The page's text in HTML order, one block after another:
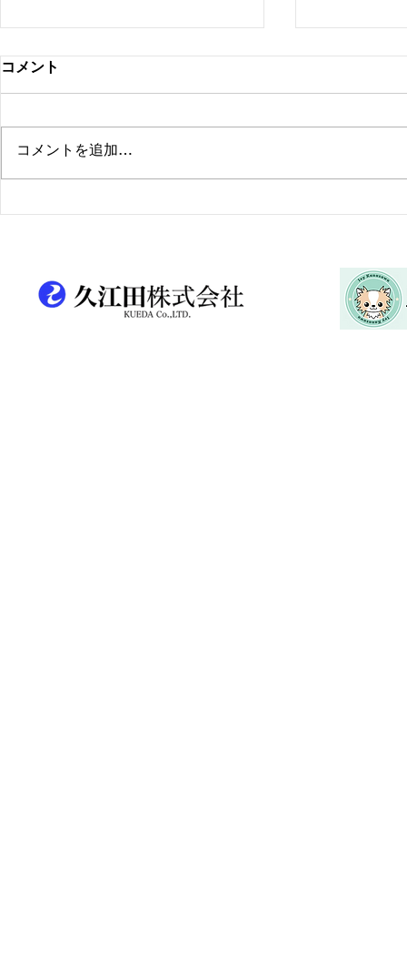
コメント
コメントを追加…